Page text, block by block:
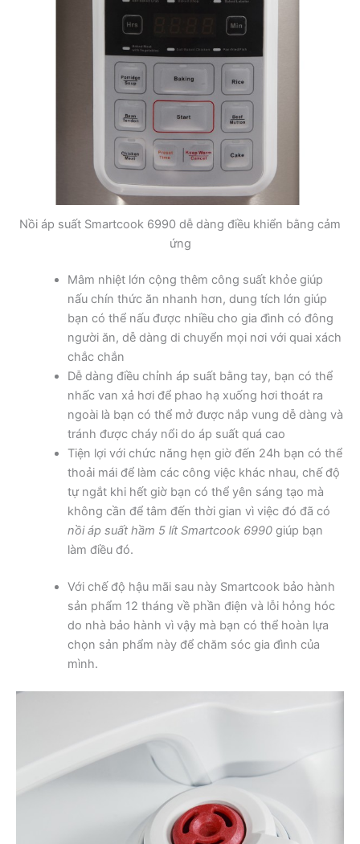
Nồi áp suất Smartcook 6990 dễ dàng điều khiển bằng cảm
ứng
Mâm nhiệt lớn cộng thêm công suất khỏe giúp
nấu chín thức ăn nhanh hơn, dung tích lớn giúp
bạn có thể nấu được nhiều cho gia đình có đông
người ăn, dễ dàng di chuyển mọi nơi với quai xách
chắc chắn
Dễ dàng điều chỉnh áp suất bằng tay, bạn có thể
nhấc van xả hơi để phao hạ xuống hơi thoát ra
ngoài là bạn có thể mở được nắp vung dễ dàng và
tránh được cháy nổi do áp suất quá cao
Tiện lợi với chức năng hẹn giờ đến 24h bạn có thể
thoải mái để làm các công việc khác nhau, chế độ
tự ngắt khi hết giờ bạn có thể yên sáng tạo mà
không cần để tâm đến thời gian vì việc đó đã có
nồi áp suất hầm 5 lít Smartcook 6990giúp bạn
làm điều đó.
Với chế độ hậu mãi sau này Smartcook bảo hành
sản phẩm 12 tháng về phần điện và lỗi hỏng hóc
do nhà bảo hành vì vậy mà bạn có thể hoàn lựa
chọn sản phẩm này để chăm sóc gia đình của
mình.